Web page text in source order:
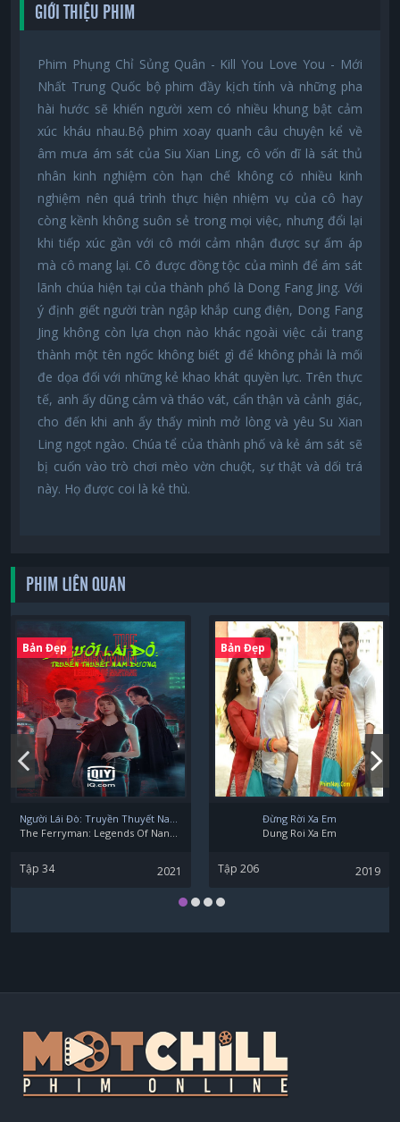
GIỚI THIỆU PHIM
Phim Phụng Chỉ Sủng Quân - Kill You Love You - Mới
Nhất Trung Quốc bộ phim đầy kịch tính và những pha
hài hước sẽ khiến người xem có nhiều khung bật cảm
xúc kháu nhau.Bộ phim xoay quanh câu chuyện kể về
âm mưa ám sát của Siu Xian Ling, cô vốn dĩ là sát thủ
nhân kinh nghiệm còn hạn chế không có nhiều kinh
nghiệm nên quá trình thực hiện nhiệm vụ của cô hay
còng kềnh không suôn sẻ trong mọi việc, nhưng đổi lại
khi tiếp xúc gần với cô mới cảm nhận được sự ấm áp
mà cô mang lại. Cô được đồng tộc của mình để ám sát
lãnh chúa hiện tại của thành phố là Dong Fang Jing. Với
ý định giết người tràn ngập khắp cung điện, Dong Fang
Jing không còn lựa chọn nào khác ngoài việc cải trang
thành một tên ngốc không biết gì để không phải là mối
đe dọa đối với những kẻ khao khát quyền lực. Trên thực
tế, anh ấy dũng cảm và tháo vát, cẩn thận và cảnh giác,
cho đến khi anh ấy thấy mình mở lòng và yêu Su Xian
Ling ngọt ngào. Chúa tể của thành phố và kẻ ám sát sẽ
bị cuốn vào trò chơi mèo vờn chuột, sự thật và dối trá
này. Họ được coi là kẻ thù.
PHIM LIÊN QUAN
Bản Đẹp
Người Lái Đò: Truyền Thuyết Nam Dương
The Ferryman: Legends Of Nanyang
Tập 34 2021
Bản Đẹp
Đừng Rời Xa Em
Dung Roi Xa Em
Tập 206 2019